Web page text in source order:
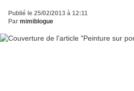
Publié le 25/02/2013 à 12:11
Par mimiblogue